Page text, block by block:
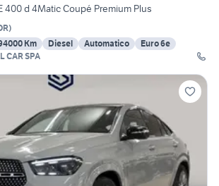
400 d 4Matic Coupé Premium Plus
)
Km Diesel Automatico
Euro 6e
CAR SPA